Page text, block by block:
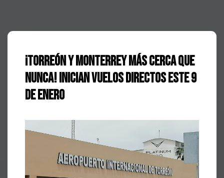
¡Torreón y Monterrey más cerca que
nunca! Inician vuelos directos este 9
de enero